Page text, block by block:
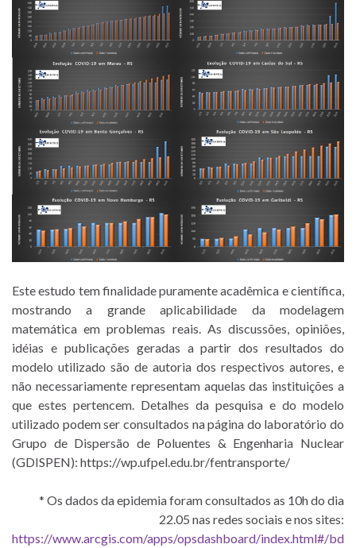
Este estudo tem finalidade puramente acadêmica e científica,
mostrando a grande aplicabilidade da modelagem
matemática em problemas reais. As discussões, opiniões,
idéias e publicações geradas a partir dos resultados do
modelo utilizado são de autoria dos respectivos autores, e
não necessariamente representam aquelas das instituições a
que estes pertencem. Detalhes da pesquisa e do modelo
utilizado podem ser consultados na página do laboratório do
Grupo de Dispersão de Poluentes & Engenharia Nuclear
(GDISPEN): https://wp.ufpel.edu.br/fentransporte/
* Os dados da epidemia foram consultados as 10h do dia
22.05 nas redes sociais e nos sites:
https://www.arcgis.com/apps/opsdashboard/index.html#/bd